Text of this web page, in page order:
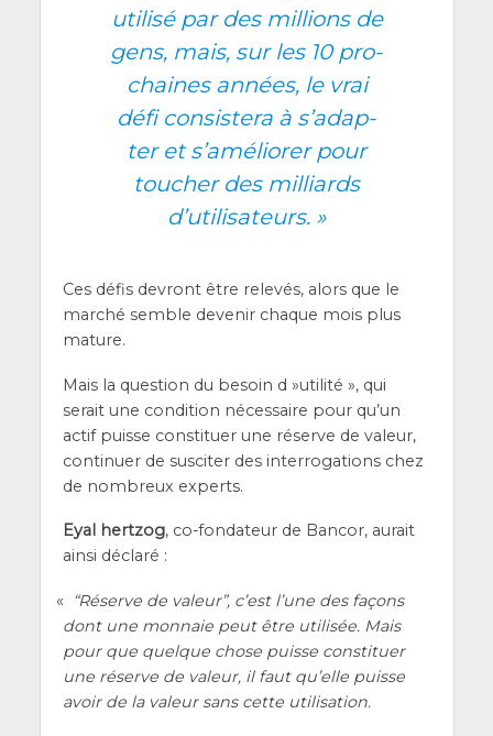
uti­li­sé par des mil­lions de
gens, mais, sur les 10 pro­
chaines années, le vrai
défi consis­te­ra à s’a­dap­
ter et s’a­mé­lio­rer pour
tou­cher des mil­liards
d’utilisateurs. »
Ces défis devront être rele­vés, alors que le
mar­ché semble deve­nir chaque mois plus
mature.
Mais la ques­tion du besoin d »uti­li­té », qui
serait une condi­tion néces­saire pour qu’un
actif puisse consti­tuer une réserve de valeur,
conti­nuer de sus­ci­ter des inter­ro­ga­tions chez
de nom­breux experts.
Eyal hert­zog, co-fon­da­teur de Ban­cor, aurait
ain­si déclaré :
«
“Réserve de valeur”, c’est l’une des façons
dont une mon­naie peut être uti­li­sée. Mais
pour que quelque chose puisse consti­tuer
une réserve de valeur, il faut qu’elle puisse
avoir de la valeur sans cette utilisation.